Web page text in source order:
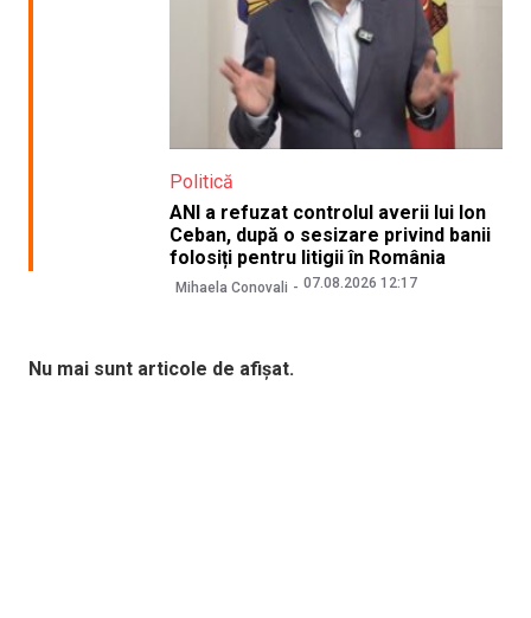
Politică
ANI a refuzat controlul averii lui Ion
Ceban, după o sesizare privind banii
folosiți pentru litigii în România
Mihaela Conovali 07.08.2026 12:17
Nu mai sunt articole de afișat.